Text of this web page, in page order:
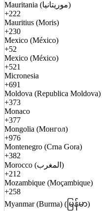
Mauritania (موريتانيا)
+222
Mauritius (Moris)
+230
Mexico (México)
+52
Mexico (México)
+521
Micronesia
+691
Moldova (Republica Moldova)
+373
Monaco
+377
Mongolia (Монгол)
+976
Montenegro (Crna Gora)
+382
Morocco (المغرب)
+212
Mozambique (Moçambique)
+258
Myanmar (Burma) (မြန်မာ)